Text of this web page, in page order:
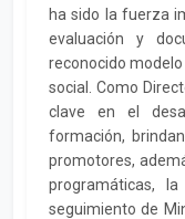
ha sido la fuerza
evaluación y
reconocido
social. Como
clave en el
formación,
promotores,
programáticas,
seguimiento de